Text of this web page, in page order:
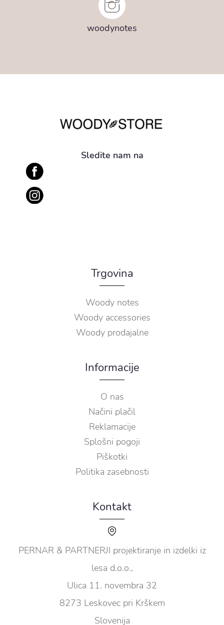
woodynotes
Sledite nam na
Trgovina
Woody notes
Woody accessories
Woody prodajalne
Informacije
O nas
Načini plačil
Reklamacije
Splošni pogoji
Piškotki
Politika zasebnosti
Kontakt
PERNAR & PARTNERJI projektiranje in izdelki iz
lesa d.o.o.,
Ulica 11. novembra 32
8273 Leskovec pri Krškem
Slovenija